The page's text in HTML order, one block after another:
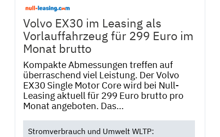
Volvo EX30 im Leasing als
Vorlauffahrzeug für 299 Euro im
Monat brutto
Kompakte Abmessungen treffen auf
überraschend viel Leistung. Der Volvo
EX30 Single Motor Core wird bei Null-
Leasing aktuell für 299 Euro brutto pro
Monat angeboten. Das...
Stromverbrauch und Umwelt WLTP: